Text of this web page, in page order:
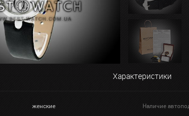
Характеристики
женские Наличие